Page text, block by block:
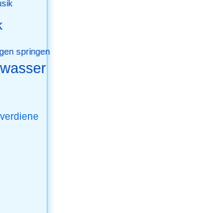
springen
wasser